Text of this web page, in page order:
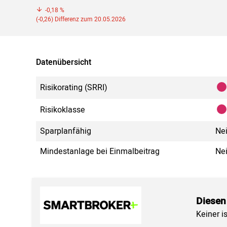
-0,18 %
(-0,26) Differenz zum 20.05.2026
Datenübersicht
Risikorating (SRRI)
Risikoklasse
Sparplanfähig
Mindestanlage bei Einmalbeitrag
Keiner